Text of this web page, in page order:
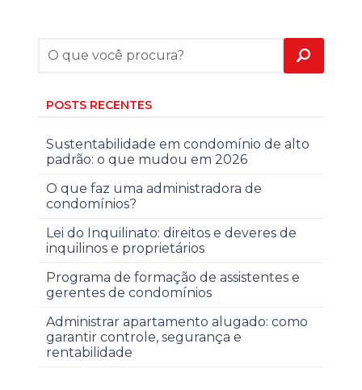
POSTS RECENTES
Sustentabilidade em condomínio de alto
padrão: o que mudou em 2026
O que faz uma administradora de
condomínios?
Lei do Inquilinato: direitos e deveres de
inquilinos e proprietários
Programa de formação de assistentes e
gerentes de condomínios
Administrar apartamento alugado: como
garantir controle, segurança e
rentabilidade